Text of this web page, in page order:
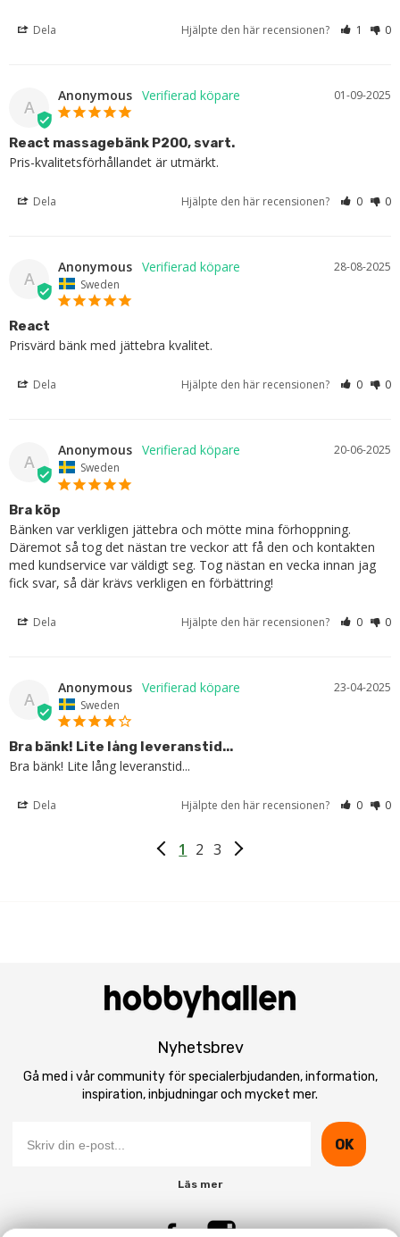
Dela Hjälpte den här recensionen? 1 0
A
01-09-2025
Anonymous
React massagebänk P200, svart.
Pris-kvalitetsförhållandet är utmärkt.
Dela Hjälpte den här recensionen? 0 0
A
28-08-2025
Anonymous
Sweden
React
Prisvärd bänk med jättebra kvalitet.
Dela Hjälpte den här recensionen? 0 0
A
20-06-2025
Anonymous
Sweden
Bra köp
Bänken var verkligen jättebra och mötte mina förhoppning.
Däremot så tog det nästan tre veckor att få den och kontakten
med kundservice var väldigt seg. Tog nästan en vecka innan jag
fick svar, så där krävs verkligen en förbättring!
Dela Hjälpte den här recensionen? 0 0
A
23-04-2025
Anonymous
Sweden
Bra bänk! Lite lång leveranstid...
Bra bänk! Lite lång leveranstid...
Dela Hjälpte den här recensionen? 0 0
1 2 3
Nyhetsbrev
Gå med i vår community för specialerbjudanden, information,
inspiration, inbjudningar och mycket mer.
OK
Läs mer